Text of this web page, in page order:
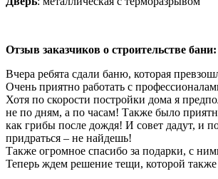
Отзыв заказчиков о строительстве бани:
Вчера ребята сдали баню, которая
Очень приятно работать с
Хотя по скорости постройки дома я
не по дням, а по часам! Также было
как грибы после дождя! И совет дадут, и
придраться – не найдешь!
Также огромное спасибо за подарки, с
Теперь ждем решение тещи, которой